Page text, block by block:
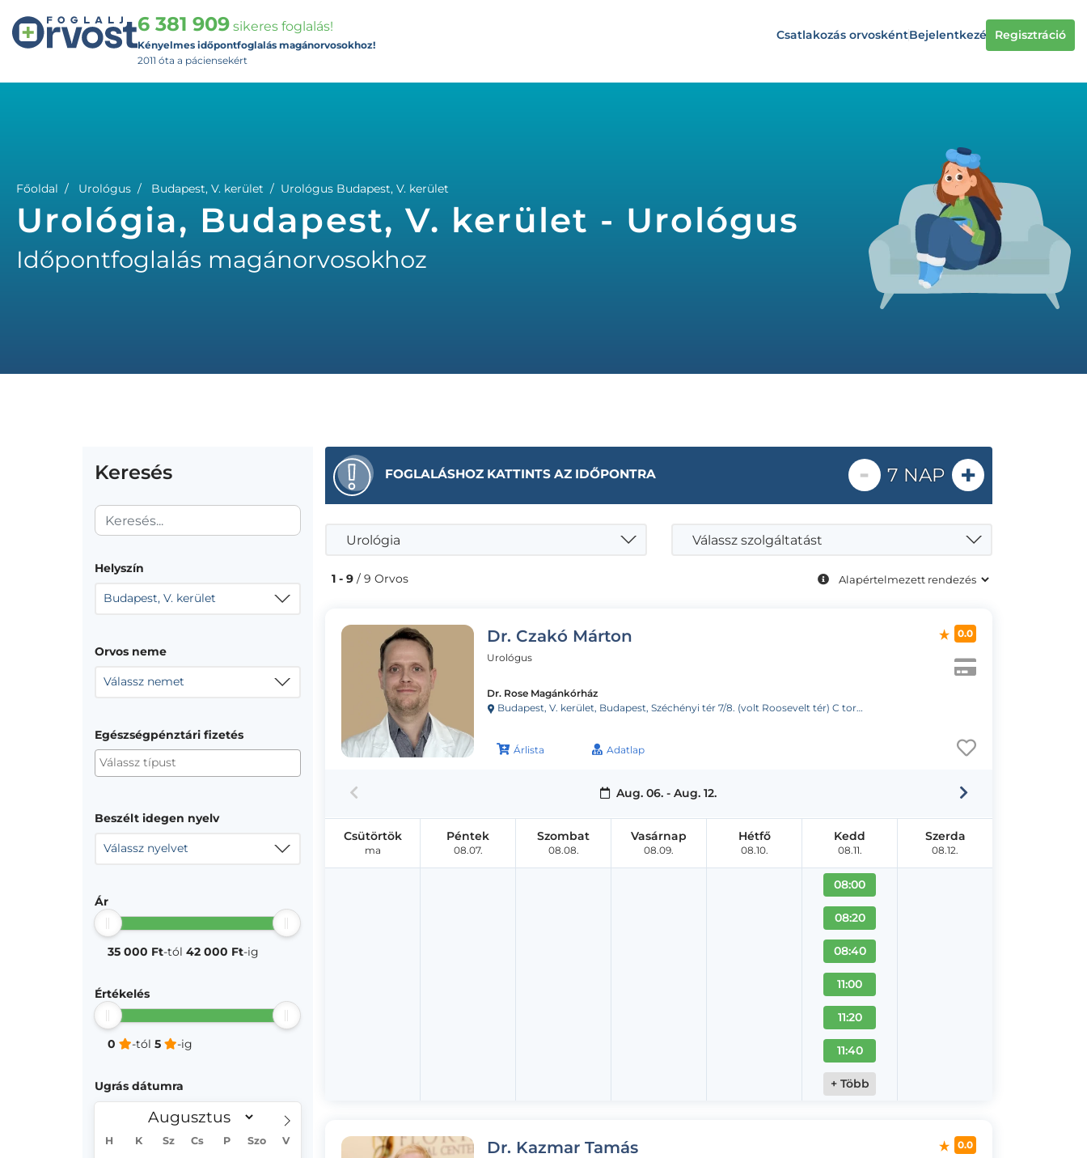
6 381 909 sikeres foglalás!
Kényelmes időpontfoglalás magánorvosokhoz!
2011 óta a páciensekért
Csatlakozás orvoskéntBejelentkezés Regisztráció
Főoldal Urológus Budapest, V. kerület Urológus Budapest, V. kerület
Urológia, Budapest, V. kerület - Urológus
Időpontfoglalás magánorvosokhoz
Keresés
Helyszín
Budapest, V. kerület
Orvos neme
Válassz nemet
Egészségpénztári fizetés
Beszélt idegen nyelv
Válassz nyelvet
Ár
35 000 Ft-tól 42 000 Ft-ig
Értékelés
0 -tól 5 -ig
Ugrás dátumra
H K Sz Cs P Szo V
FOGLALÁSHOZ KATTINTS AZ IDŐPONTRA - 7 NAP +
Urológia Válassz szolgáltatást
1 - 9 / 9 Orvos
Dr. Czakó Márton
Urológus
Dr. Rose Magánkórház
Budapest, V. kerület, Budapest, Széchényi tér 7/8. (volt Roosevelt tér) C torony
Árlista Adatlap
0.0
Aug. 06. - Aug. 12.
Csütörtök
ma
Péntek
08.07.
Szombat
08.08.
Vasárnap
08.09.
Hétfő
08.10.
Kedd
08.11.
08:00
08:20
08:40
11:00
11:20
11:40
+ Több
Szerda
08.12.
Dr. Kazmar Tamás 0.0